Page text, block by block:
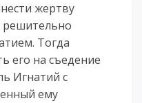
жертву
решительно
Тогда
его на съедение
Игнатий с
ему